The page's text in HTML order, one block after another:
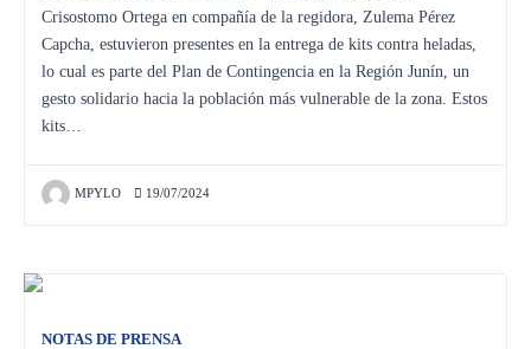
Crisostomo Ortega en compañía de la regidora, Zulema Pérez
Capcha, estuvieron presentes en la entrega de kits contra heladas,
lo cual es parte del Plan de Contingencia en la Región Junín, un
gesto solidario hacia la población más vulnerable de la zona. Estos
kits…
MPYLO 19/07/2024
NOTAS DE PRENSA